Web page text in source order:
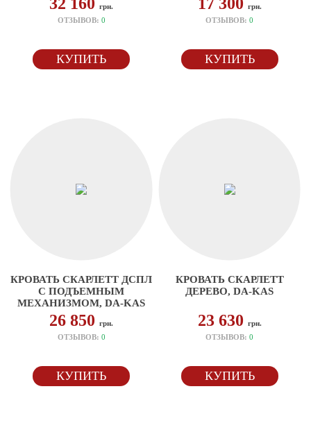
грн.
ОТЗЫВОВ: 0
КУПИТЬ
грн.
ОТЗЫВОВ:0
КУПИТЬ
КРОВАТЬ СКАРЛЕТТ ДСПЛ
С ПОДЪЕМНЫМ
МЕХАНИЗМОМ, DA-KAS
26 850грн.
ОТЗЫВОВ: 0
КУПИТЬ
КРОВАТЬ СКАРЛЕТТ
ДЕРЕВО, DA-KAS
23 630 грн.
ОТЗЫВОВ:0
КУПИТЬ